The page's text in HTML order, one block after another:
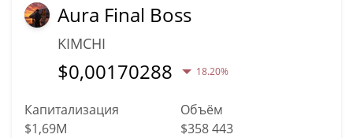
Aura Final Boss
KIMCHI
$0,00170288 18.20%
Капитализация
$1,69M
Объём
$358 443